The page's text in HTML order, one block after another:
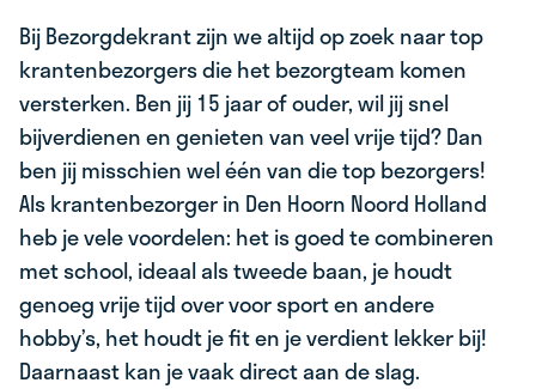
Bij Bezorgdekrant zijn we altijd op zoek naar top
krantenbezorgers die het bezorgteam komen
versterken. Ben jij 15 jaar of ouder, wil jij snel
bijverdienen en genieten van veel vrije tijd? Dan
ben jij misschien wel één van die top bezorgers!
Als krantenbezorger in Den Hoorn Noord Holland
heb je vele voordelen: het is goed te combineren
met school, ideaal als tweede baan, je houdt
genoeg vrije tijd over voor sport en andere
hobby’s, het houdt je fit en je verdient lekker bij!
Daarnaast kan je vaak direct aan de slag.